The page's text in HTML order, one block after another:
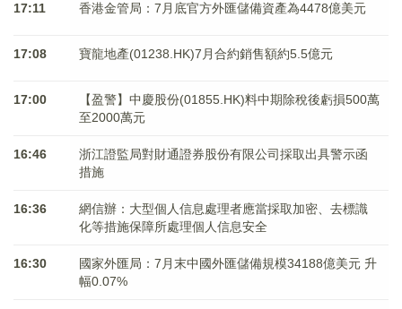
17:11 香港金管局：7月底官方外匯儲備資產為4478億美元
17:08 寶龍地產(01238.HK)7月合約銷售額約5.5億元
17:00
【盈警】中慶股份(01855.HK)料中期除稅後虧損500萬
至2000萬元
16:46
浙江證監局對財通證券股份有限公司採取出具警示函
措施
16:36
網信辦：大型個人信息處理者應當採取加密、去標識
化等措施保障所處理個人信息安全
16:30
國家外匯局：7月末中國外匯儲備規模34188億美元 升
幅0.07%